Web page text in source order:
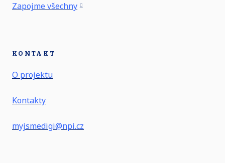
Zapojme všechny
KONTAKT
O projektu
Kontakty
myjsmedigi@npi.cz